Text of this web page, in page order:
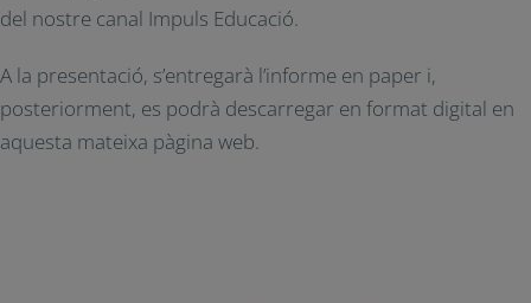
del nostre canal Impuls Educació.
A la presentació, s’entregarà l’informe en paper i,
posteriorment, es podrà descarregar en format digital en
aquesta mateixa pàgina web.